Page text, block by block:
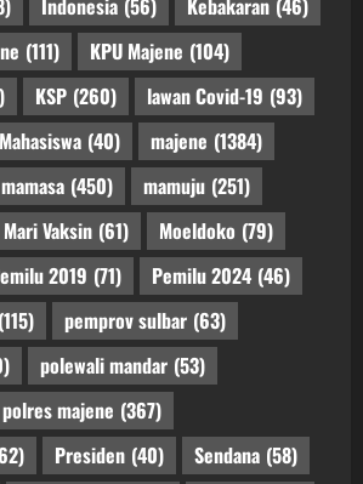
Indonesia (56) Kebakaran (46)
(111) KPU Majene (104)
KSP (260) lawan Covid-19 (93)
Mahasiswa (40) majene (1384)
mamasa (450) mamuju (251)
Mari Vaksin (61) Moeldoko (79)
2019 (71) Pemilu 2024 (46)
(115) pemprov sulbar (63)
polewali mandar (53)
polres majene (367)
Presiden (40) Sendana (58)